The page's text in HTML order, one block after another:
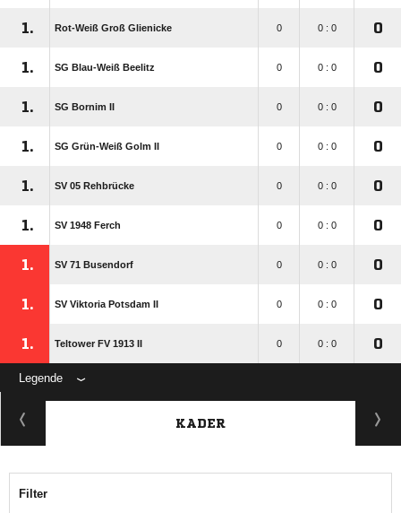
1. Rot-Weiß Groß Glienicke 0 0 : 0 0
1. SG Blau-Weiß Beelitz 0 0 : 0 0
1. SG Bornim II 0 0 : 0 0
1. SG Grün-Weiß Golm II 0 0 : 0 0
1. SV 05 Rehbrücke 0 0 : 0 0
1. SV 1948 Ferch 0 0 : 0 0
1. SV 71 Busendorf 0 0 : 0 0
1. SV Viktoria Potsdam II 0 0 : 0 0
1. Teltower FV 1913 II 0 0 : 0 0
Legende
KADER
Filter